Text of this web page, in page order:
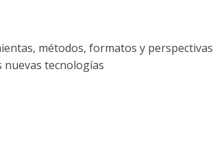
métodos, formatos y perspectivas
tecnologías